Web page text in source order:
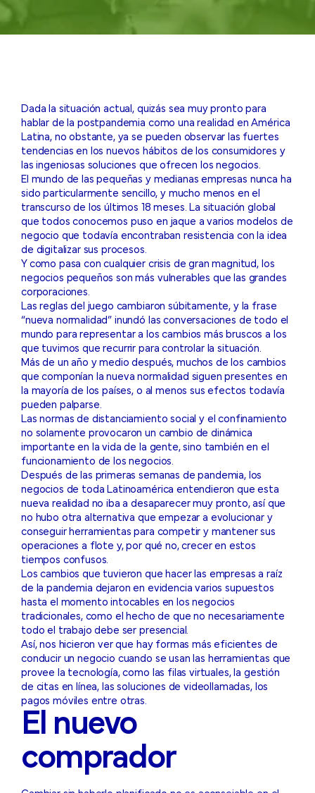
Dada la situación actual, quizás sea muy pronto para
hablar de la postpandemia como una realidad en América
Latina, no obstante, ya se pueden observar las fuertes
tendencias en los nuevos hábitos de los consumidores y
las ingeniosas soluciones que ofrecen los negocios.
El mundo de las pequeñas y medianas empresas nunca ha
sido particularmente sencillo, y mucho menos en el
transcurso de los últimos 18 meses. La situación global
que todos conocemos puso en jaque a varios modelos de
negocio que todavía encontraban resistencia con la idea
de digitalizar sus procesos.
Y como pasa con cualquier crisis de gran magnitud, los
negocios pequeños son más vulnerables que las grandes
corporaciones.
Las reglas del juego cambiaron súbitamente, y la frase
“nueva normalidad” inundó las conversaciones de todo el
mundo para representar a los cambios más bruscos a los
que tuvimos que recurrir para controlar la situación.
Más de un año y medio después, muchos de los cambios
que componían la nueva normalidad siguen presentes en
la mayoría de los países, o al menos sus efectos todavía
pueden palparse.
Las normas de distanciamiento social y el confinamiento
no solamente provocaron un cambio de dinámica
importante en la vida de la gente, sino también en el
funcionamiento de los negocios.
Después de las primeras semanas de pandemia, los
negocios de toda Latinoamérica entendieron que esta
nueva realidad no iba a desaparecer muy pronto, así que
no hubo otra alternativa que empezar a evolucionar y
conseguir herramientas para competir y mantener sus
operaciones a flote y, por qué no, crecer en estos
tiempos confusos.
Los cambios que tuvieron que hacer las empresas a raíz
de la pandemia dejaron en evidencia varios supuestos
hasta el momento intocables en los negocios
tradicionales, como el hecho de que no necesariamente
todo el trabajo debe ser presencial.
Así, nos hicieron ver que hay formas más eficientes de
conducir un negocio cuando se usan las herramientas que
provee la tecnología, como las filas virtuales, la gestión
de citas en línea, las soluciones de videollamadas, los
pagos móviles entre otras.
El nuevo
comprador